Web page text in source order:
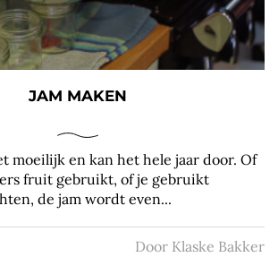
JAM MAKEN
moeilijk en kan het hele jaar door. Of
fruit gebruikt, of je gebruikt
de jam wordt even...
Door Klaske Bakker